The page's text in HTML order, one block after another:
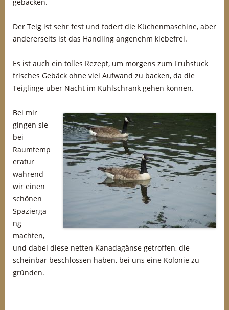
Der Teig ist sehr fest und fodert die Küchenmaschine, aber
andererseits ist das Handling angenehm klebefrei.
Es ist auch ein tolles Rezept, um morgens zum Frühstück
frisches Gebäck ohne viel Aufwand zu backen, da die
Teiglinge über Nacht im Kühlschrank gehen können.
Bei mir
gingen sie
bei
Raumtemp
eratur
während
wir einen
schönen
Spazierga
ng
machten,
und dabei diese netten Kanadagänse getroffen, die
scheinbar beschlossen haben, bei uns eine Kolonie zu
gründen.